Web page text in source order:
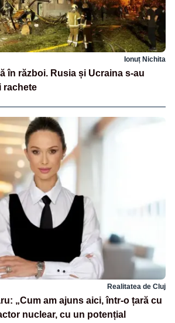
Ionuț Nichita
în război. Rusia și Ucraina s-au
rachete
Realitatea de Cluj
„Cum am ajuns aici, într-o țară cu
nuclear, cu un potențial